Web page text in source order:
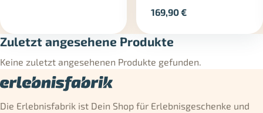
169,90€
Zuletzt angesehene Produkte
Keine zuletzt angesehenen Produkte gefunden.
Die Erlebnisfabrik ist Dein Shop für Erlebnisgeschenke und